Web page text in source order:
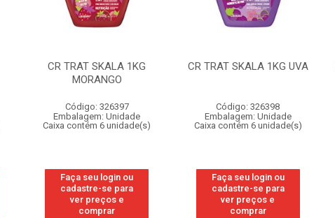
CR TRAT SKALA 1KG
MORANGO
Código: 326397
Embalagem: Unidade
Caixa contém 6 unidade(s)
Faça seu login ou
cadastre-se para
ver preços e
comprar
CR TRAT SKALA 1KG UVA
Código: 326398
Embalagem: Unidade
Caixa contém 6 unidade(s)
Faça seu login ou
cadastre-se para
ver preços e
comprar